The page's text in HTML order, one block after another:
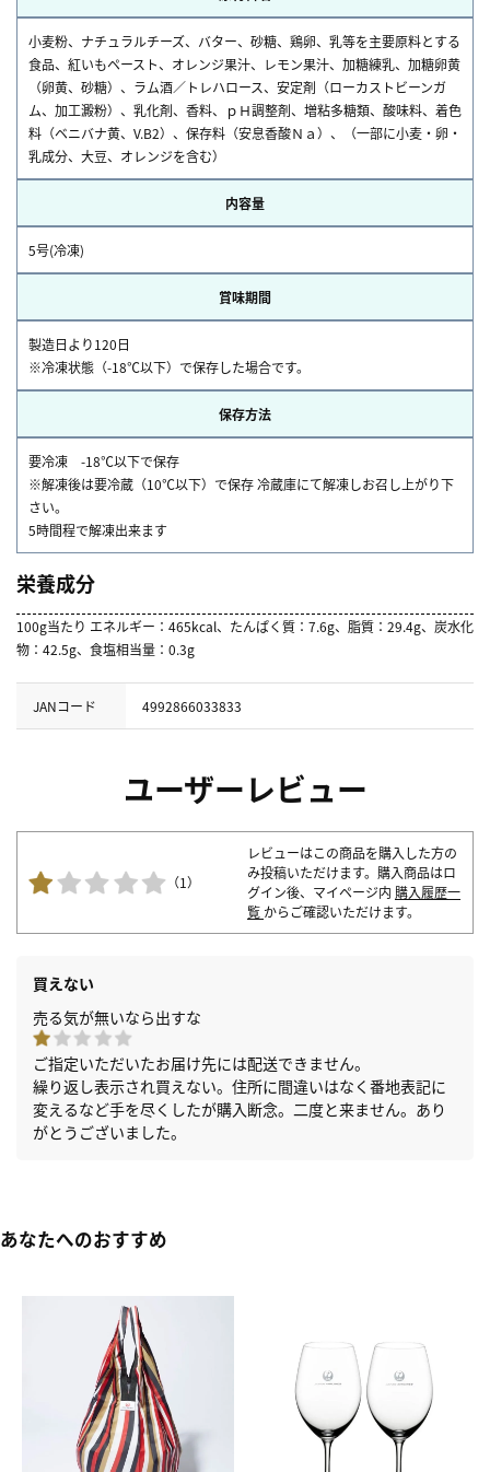
小麦粉、ナチュラルチーズ、バター、砂糖、鶏卵、乳等を主要原料とする
食品、紅いもペースト、オレンジ果汁、レモン果汁、加糖練乳、加糖卵黄
（卵黄、砂糖）、ラム酒／トレハロース、安定剤（ローカストビーンガ
ム、加工澱粉）、乳化剤、香料、ｐＨ調整剤、増粘多糖類、酸味料、着色
料（ベニバナ黄、V.B2）、保存料（安息香酸Ｎａ）、（一部に小麦・卵・
乳成分、大豆、オレンジを含む）
内容量
5号(冷凍)
賞味期間
製造日より120日
※冷凍状態（-18℃以下）で保存した場合です。
保存方法
要冷凍 -18℃以下で保存
※解凍後は要冷蔵（10℃以下）で保存 冷蔵庫にて解凍しお召し上がり下
さい。
5時間程で解凍出来ます
栄養成分
100g当たり エネルギー：465kcal、たんぱく質：7.6g、脂質：29.4g、炭水化
物：42.5g、食塩相当量：0.3g
JANコード 4992866033833
ユーザーレビュー
（1）
レビューはこの商品を購入した方の
み投稿いただけます。購入商品はロ
グイン後、マイページ内 購入履歴一
覧 からご確認いただけます。
買えない
売る気が無いなら出すな
ご指定いただいたお届け先には配送できません。
繰り返し表示され買えない。住所に間違いはなく番地表記に
変えるなど手を尽くしたが購入断念。二度と来ません。あり
がとうございました。
あなたへのおすすめ